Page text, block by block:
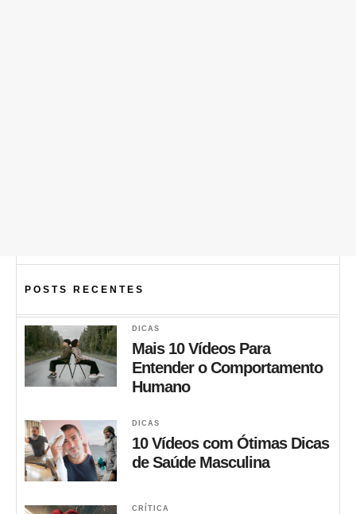
POSTS RECENTES
DICAS
Mais 10 Vídeos Para
Entender o Comportamento
Humano
DICAS
10 Vídeos com Ótimas Dicas
de Saúde Masculina
CRÍTICA